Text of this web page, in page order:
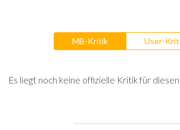
MB-Kritik User-
Es liegt noch keine offizielle Kritik für diesen